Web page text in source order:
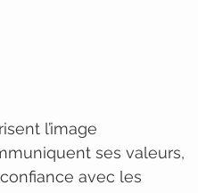
l’image
ses valeurs,
avec les